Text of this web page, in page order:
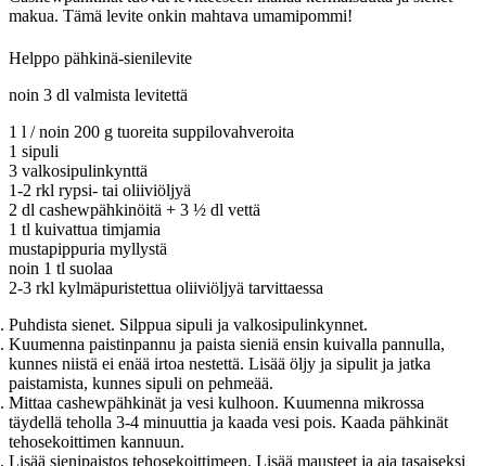
makua. Tämä levite onkin mahtava umamipommi!
Helppo pähkinä-sienilevite
noin 3 dl valmista levitettä
1 l / noin 200 g tuoreita suppilovahveroita
1 sipuli
3 valkosipulinkynttä
1-2 rkl rypsi- tai oliiviöljyä
2 dl cashewpähkinöitä + 3 ½ dl vettä
1 tl kuivattua timjamia
mustapippuria myllystä
noin 1 tl suolaa
2-3 rkl kylmäpuristettua oliiviöljyä tarvittaessa
Puhdista sienet. Silppua sipuli ja valkosipulinkynnet.
Kuumenna paistinpannu ja paista sieniä ensin kuivalla pannulla,
kunnes niistä ei enää irtoa nestettä. Lisää öljy ja sipulit ja jatka
paistamista, kunnes sipuli on pehmeää.
Mittaa cashewpähkinät ja vesi kulhoon. Kuumenna mikrossa
täydellä teholla 3-4 minuuttia ja kaada vesi pois. Kaada pähkinät
tehosekoittimen kannuun.
Lisää sienipaistos tehosekoittimeen. Lisää mausteet ja aja tasaiseksi